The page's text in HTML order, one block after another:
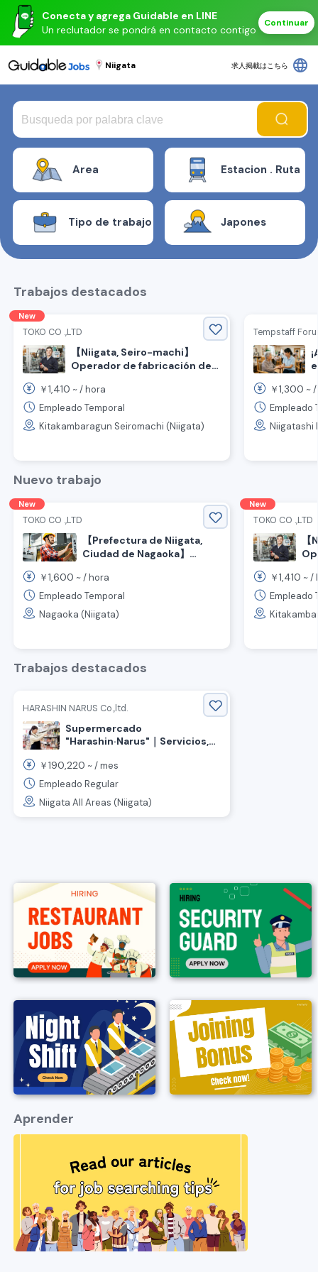
Conecta y agrega Guidable en LINE
Un reclutador se pondrá en contacto contigo
Continuar
Niigata 求人掲載はこちら language
Area Estacion . Ruta
Tipo de trabajo Japones
Trabajos destacados
New
TOKO CO .,LTD
【Niigata, Seiro-machi】
Operador de fabricación de
bienvenida
￥1,410 ~ /hora
Empleado Temporal
Kitakambaragun Seiromachi (Niigata)
Tempstaff
￥1,300 ~ /
Empleado
Niigatashi
Nuevo trabajo
New
TOKO CO .,LTD
【Prefectura de Niigata,
Ciudad de Nagaoka】
procesamiento e
inspección de taladros!
¡Trabajo de 4 días con 2
días de descanso! Alta
participan activamente
￥1,600 ~ /hora
Empleado Temporal
Nagaoka (Niigata)
New
TOKO CO .,LTD
￥1,410 ~ /
Empleado
Trabajos destacados
HARASHIN NARUS Co.,ltd.
Supermercado
"Harashin·Narus"｜Servicios,
fabricación de productos
(personal de planta
permanente)
￥190,220 ~ /mes
Empleado Regular
Niigata All Areas (Niigata)
Aprender